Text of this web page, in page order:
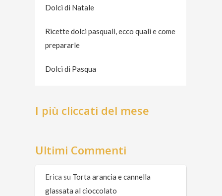
Dolci di Natale
Ricette dolci pasquali, ecco quali e come
prepararle
Dolci di Pasqua
I più cliccati del mese
Ultimi Commenti
Erica su Torta arancia e cannella
glassata al cioccolato